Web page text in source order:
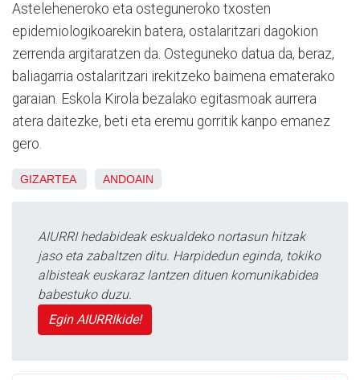
Asteleheneroko eta osteguneroko txosten
epidemiologikoarekin batera, ostalaritzari dagokion
zerrenda argitaratzen da. Osteguneko datua da, beraz,
baliagarria ostalaritzari irekitzeko baimena ematerako
garaian. Eskola Kirola bezalako egitasmoak aurrera
atera daitezke, beti eta eremu gorritik kanpo emanez
gero.
GIZARTEA ANDOAIN
AIURRI hedabideak eskualdeko nortasun hitzak
jaso eta zabaltzen ditu. Harpidedun eginda, tokiko
albisteak euskaraz lantzen dituen komunikabidea
babestuko duzu.
Egin AIURRIkide!